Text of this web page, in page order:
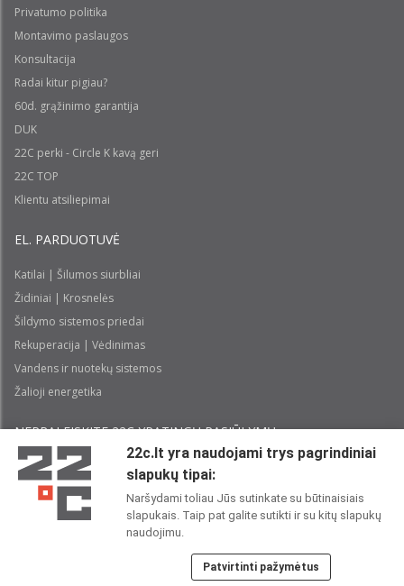
Privatumo politika
Montavimo paslaugos
Konsultacija
Radai kitur pigiau?
60d. grąžinimo garantija
DUK
22C perki - Circle K kavą geri
22C TOP
Klientu atsiliepimai
EL. PARDUOTUVĖ
Katilai | Šilumos siurbliai
Židiniai | Krosnelės
Šildymo sistemos priedai
Rekuperacija | Vėdinimas
Vandens ir nuotekų sistemos
Žalioji energetika
NEPRALEISKITE 22С YPATINGŲ PASIŪLYMŲ:
Perskaičiau ir sutinku su 22CPrivatumo politika
22C SOCIALINIUOSE TINKLUOSE:
22c.lt yra naudojami trys pagrindiniai
slapukų tipai:
Naršydami toliau Jūs sutinkate su būtinaisiais
slapukais. Taip pat galite sutikti ir su kitų slapukų
naudojimu.
Patvirtinti pažymėtus